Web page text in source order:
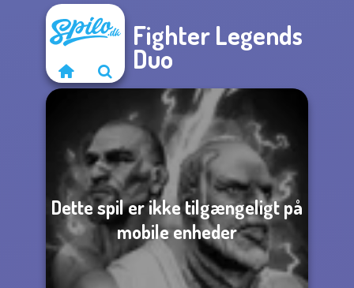
Fighter Legends
Duo
Dette spil er ikke tilgængeligt på
mobile enheder